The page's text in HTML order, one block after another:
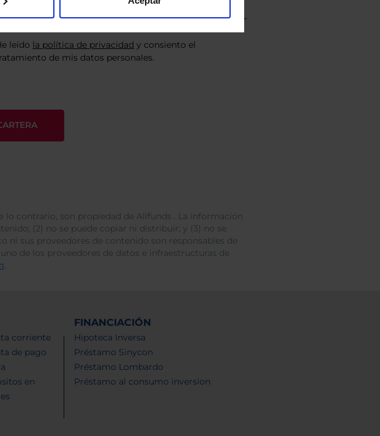
leído la política de privacidad y consiento el
de mis datos personales.
lo contrario, son propiedad de Allfunds . La información
(2) no se puede copiar ni distribuir; y (3) no se
ni sus proveedores de contenido son responsables de
de los proveedores de datos e infraestructuras de
.
corriente
de pago
en
FINANCIACIÓN
Hipoteca Inversa
Préstamo Sinycon
Préstamo Lombardo
Préstamo al consumo inversion